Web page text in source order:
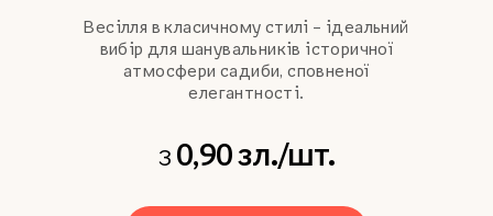
Весілля в класичному стилі – ідеальний
вибір для шанувальників історичної
атмосфери садиби, сповненої
елегантності.
з 0,90 зл./шт.